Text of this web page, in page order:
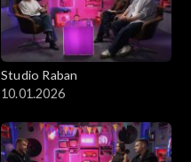
Studio Raban
10.01.2026